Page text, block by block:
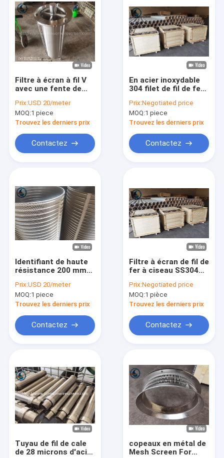
Produits
Exposition de VR
Au sujet de nous
Contactez-nous
Demandez une citation
Johnson Wire Screen
Johnson Vee Wire Screen
Johnson Wedge Wire Screens
Écran enveloppé par fil
filtre pour puits de l'eau
Filtre à écran à fil V
avec une fente de
microns
Prix:USD 20/meter
MOQ:1 piece
Trouvez les derniers prix
Contactez
En acier inoxydable
304 filet de fil de fer
fentes continues
Prix:Negotiated price
MOQ:1 piece
Trouvez les derniers prix
Contactez
Identifiant de haute
résistance 200 mm
pour obtenir des
performances
optimales de
Prix:USD 20/meter
MOQ:1 piece
Trouvez les derniers prix
Contactez
Filtre à écran de fil de
fer à ciseau SS304
filtres à grille fine
rotatifs
Prix:Negotiated price
MOQ:1 pièce
Trouvez les derniers prix
Contactez
Tuyau de fil de cale
de 28 microns d'acier
copeaux en métal de
Mesh Screen For